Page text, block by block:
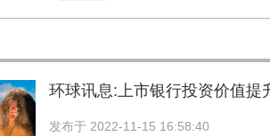
环球讯息:上市银行投资价值提
发布于 2022-11-15 16:58:40